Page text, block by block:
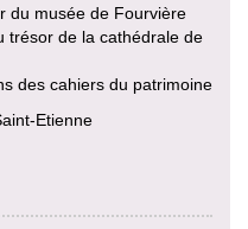
du musée de Fourvière
trésor de la cathédrale de
des cahiers du patrimoine
Etienne